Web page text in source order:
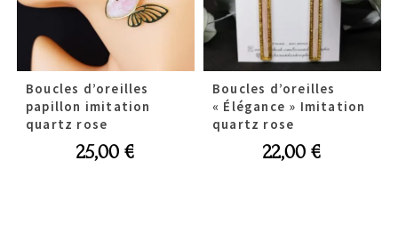
Boucles d’oreilles
papillon imitation
quartz rose
25,00 €
Boucles d’oreilles
« Élégance » Imitation
quartz rose
22,00 €